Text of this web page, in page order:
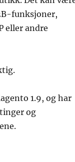
funksjoner,
eller andre
1.9, og har
og